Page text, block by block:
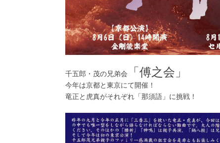
千五郎・茂の兄弟会 「傅之会」
今年は京都と東京にて開催！
竜正と虎真がそれぞれ「那須語」に挑戦！